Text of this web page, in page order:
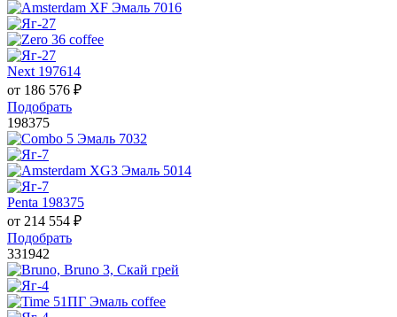
Next 197614
от 186 576 ₽
Подобрать
198375
Penta 198375
от 214 554 ₽
Подобрать
331942